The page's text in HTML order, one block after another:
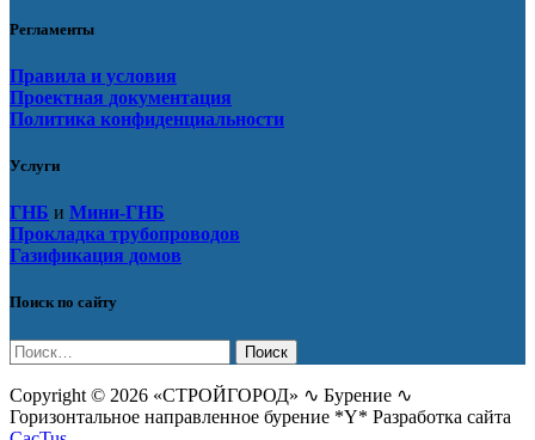
Регламенты
Правила и условия
Проектная документация
Политика конфиденциальности
Услуги
ГНБ и Мини-ГНБ
Прокладка трубопроводов
Газификация домов
Поиск по сайту
Найти:
Copyright © 2026 «СТРОЙГОРОД» ∿ Бурение ∿
Горизонтальное направленное бурение *Y* Разработка сайта